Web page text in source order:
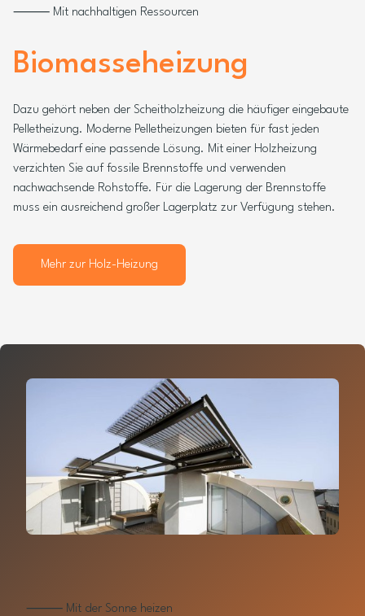
⸻ Mit nachhaltigen Ressourcen
Biomasseheizung
Dazu gehört neben der Scheitholzheizung die häufiger eingebaute
Pelletheizung. Moderne Pelletheizungen bieten für fast jeden
Wärmebedarf eine passende Lösung. Mit einer Holzheizung
verzichten Sie auf fossile Brennstoffe und verwenden
nachwachsende Rohstoffe. Für die Lagerung der Brennstoffe
muss ein ausreichend großer Lagerplatz zur Verfügung stehen.
Mehr zur Holz-Heizung
⸻ Mit der Sonne heizen